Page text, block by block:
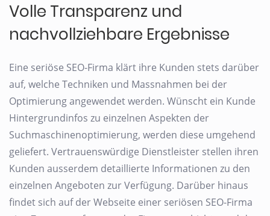
Volle Transparenz und
nachvollziehbare Ergebnisse
Eine seriöse SEO-Firma klärt ihre Kunden stets darüber
auf, welche Techniken und Massnahmen bei der
Optimierung angewendet werden. Wünscht ein Kunde
Hintergrundinfos zu einzelnen Aspekten der
Suchmaschinenoptimierung, werden diese umgehend
geliefert. Vertrauenswürdige Dienstleister stellen ihren
Kunden ausserdem detaillierte Informationen zu den
einzelnen Angeboten zur Verfügung. Darüber hinaus
findet sich auf der Webseite einer seriösen SEO-Firma